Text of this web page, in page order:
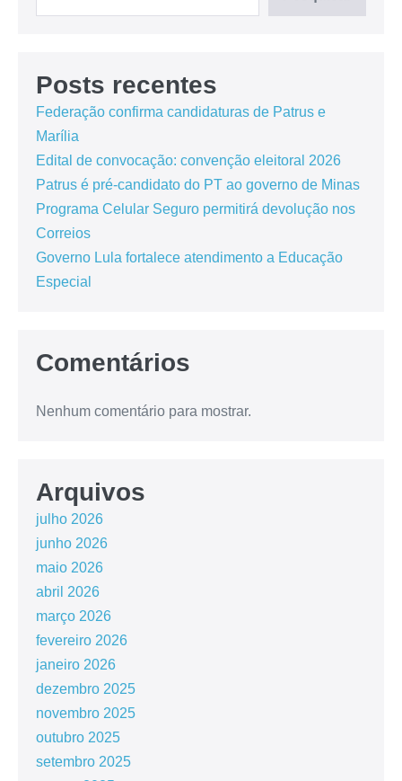
Posts recentes
Federação confirma candidaturas de Patrus e
Marília
Edital de convocação: convenção eleitoral 2026
Patrus é pré-candidato do PT ao governo de Minas
Programa Celular Seguro permitirá devolução nos
Correios
Governo Lula fortalece atendimento a Educação
Especial
Comentários
Nenhum comentário para mostrar.
Arquivos
julho 2026
junho 2026
maio 2026
abril 2026
março 2026
fevereiro 2026
janeiro 2026
dezembro 2025
novembro 2025
outubro 2025
setembro 2025